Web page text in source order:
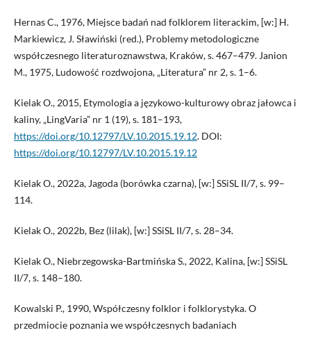
Hernas C., 1976, Miejsce badań nad folklorem literackim, [w:] H.
Markiewicz, J. Sławiński (red.), Problemy metodologiczne
współczesnego literaturoznawstwa, Kraków, s. 467–479. Janion
M., 1975, Ludowość rozdwojona, „Literatura” nr 2, s. 1–6.
Kielak O., 2015, Etymologia a językowo-kulturowy obraz jałowca i
kaliny, „LingVaria” nr 1 (19), s. 181–193,
https://doi.org/10.12797/LV.10.2015.19.12. DOI:
https://doi.org/10.12797/LV.10.2015.19.12
Kielak O., 2022a, Jagoda (borówka czarna), [w:] SSiSL II/7, s. 99–
114.
Kielak O., 2022b, Bez (lilak), [w:] SSiSL II/7, s. 28–34.
Kielak O., Niebrzegowska-Bartmińska S., 2022, Kalina, [w:] SSiSL
II/7, s. 148–180.
Kowalski P., 1990, Współczesny folklor i folklorystyka. O
przedmiocie poznania we współczesnych badaniach